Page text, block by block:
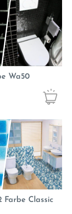
Wa50
Farbe Classic